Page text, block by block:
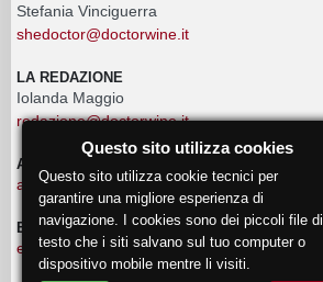
Stefania Vinciguerra
shedoctor@doctorwine.it
LA REDAZIONE
Iolanda Maggio
redazione@doctorwine.it
ADVERTISING
advertising@doctorwine.it
EVENTI
eventi@doctorwine.it
Questo sito utilizza cookies
Questo sito utilizza cookie tecnici per
garantire una migliore esperienza di
navigazione. I cookies sono dei piccoli file di
testo che i siti salvano sul tuo computer o
dispositivo mobile mentre li visiti.